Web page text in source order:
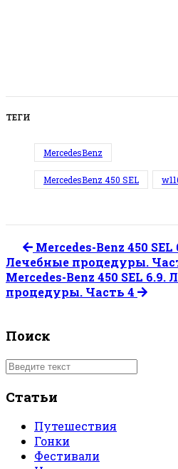
ТЕГИ
MercedesBenz
MercedesBenz 450 SEL
Mercedes-Benz 450 SEL
Лечебные процедуры.
Mercedes-Benz 450 SEL 6.9.
процедуры. Часть 4
Поиск
Статьи
Путешествия
Гонки
Фестивали